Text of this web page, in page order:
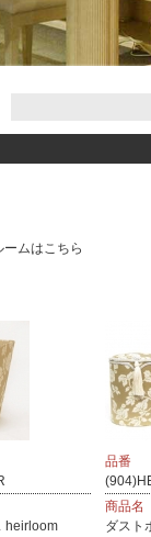
ムはこちら
heirloom
品番
商品名
ダスト